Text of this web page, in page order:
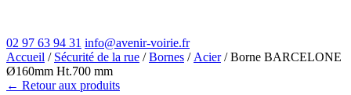
02 97 63 94 31 info@avenir-voirie.fr
Accueil / Sécurité de la rue /Bornes / Acier/ Borne BARCELONE
Ø160mm Ht.700 mm
← Retour aux produits